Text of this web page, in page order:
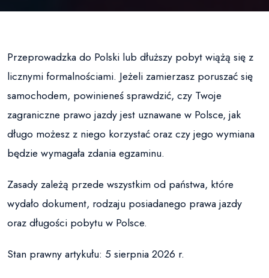
Przeprowadzka do Polski lub dłuższy pobyt wiążą się z
licznymi formalnościami. Jeżeli zamierzasz poruszać się
samochodem, powinieneś sprawdzić, czy Twoje
zagraniczne prawo jazdy jest uznawane w Polsce, jak
długo możesz z niego korzystać oraz czy jego wymiana
będzie wymagała zdania egzaminu.
Zasady zależą przede wszystkim od państwa, które
wydało dokument, rodzaju posiadanego prawa jazdy
oraz długości pobytu w Polsce.
Stan prawny artykułu: 5 sierpnia 2026 r.